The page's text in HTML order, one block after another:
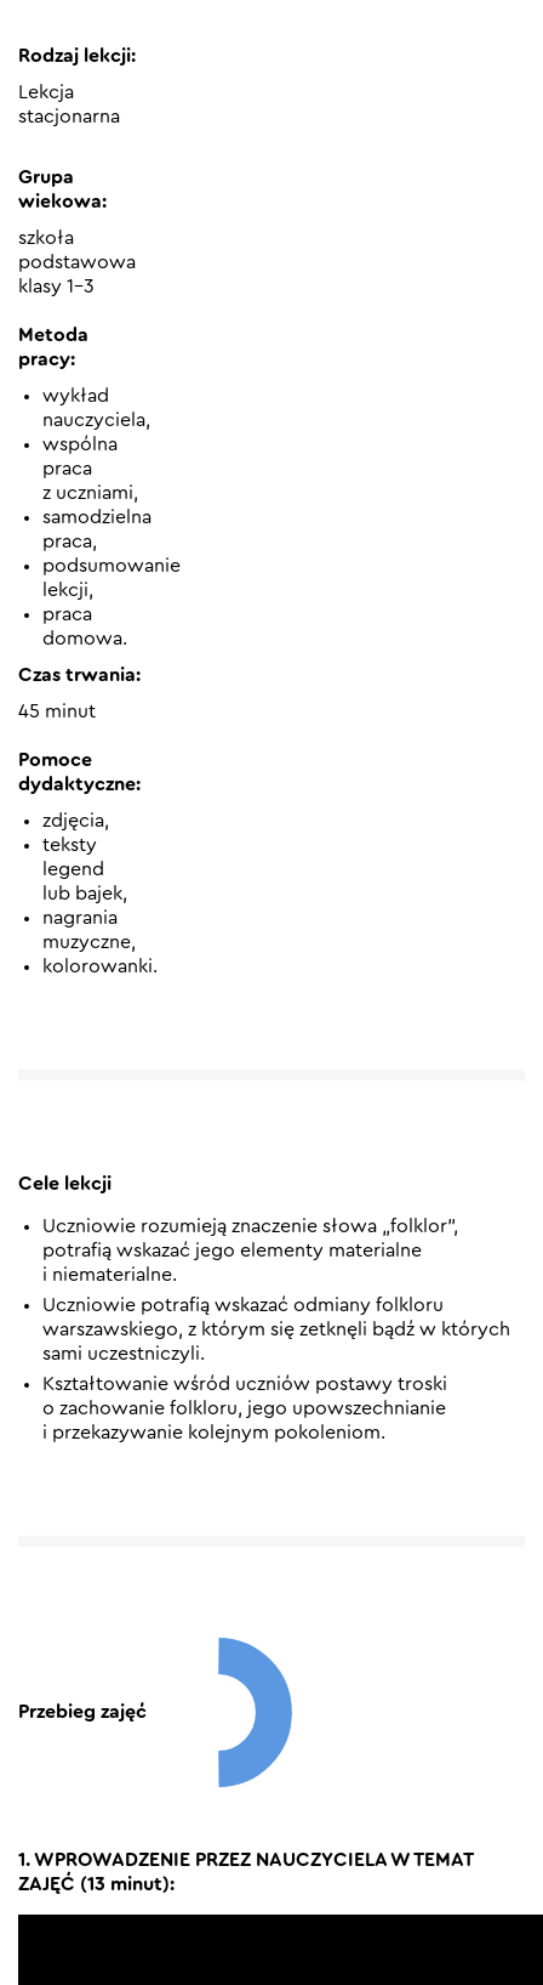
Rodzaj lekcji:
Lekcja
stacjonarna
Grupa
wiekowa:
szkoła
podstawowa
klasy 1-3
Metoda
pracy:
wykład
nauczyciela,
wspólna
praca
z uczniami,
samodzielna
praca,
podsumowanie
lekcji,
praca
domowa.
Czas trwania:
45 minut
Pomoce
dydaktyczne:
zdjęcia,
teksty
legend
lub bajek,
nagrania
muzyczne,
kolorowanki.
Cele lekcji
Uczniowie rozumieją znaczenie słowa „folklor”,
potrafią wskazać jego elementy materialne
i niematerialne.
Uczniowie potrafią wskazać odmiany folkloru
warszawskiego, z którym się zetknęli bądź w których
sami uczestniczyli.
Kształtowanie wśród uczniów postawy troski
o zachowanie folkloru, jego upowszechnianie
i przekazywanie kolejnym pokoleniom.
Przebieg zajęć
1. WPROWADZENIE PRZEZ NAUCZYCIELA W TEMAT
ZAJĘĆ (13 minut):